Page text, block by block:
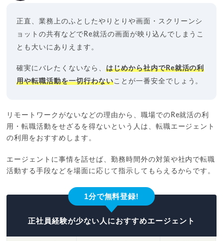
正直、業務上のふとしたやりとりや画面・スクリーンシ
ョットの共有などでRe就活の画面が映り込んでしまうこ
とも大いにありえます。
確実にバレたくないなら、 はじめから社内でRe就活の利
用や転職活動を一切行わないことが一番安全でしょう。
リモートワークがないなどの理由から、職場でのRe就活の利
用・転職活動をせざるを得ないという人は、転職エージェント
の利用をおすすめします。
エージェントに事情を話せば、勤務時間外の対策や社内で転職
活動する手段などを場面に応じて指示してもらえるからです。
1分で無料登録!
正社員経験が少ない人におすすめエージェント